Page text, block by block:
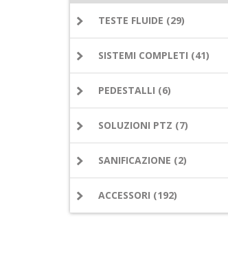
TESTE FLUIDE (29)
SISTEMI COMPLETI (41)
PEDESTALLI (6)
SOLUZIONI PTZ (7)
SANIFICAZIONE (2)
ACCESSORI (192)